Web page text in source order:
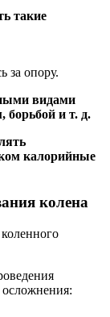
такие
за опору.
видами
борьбой и т. д.
калорийные
колена
осложнения: